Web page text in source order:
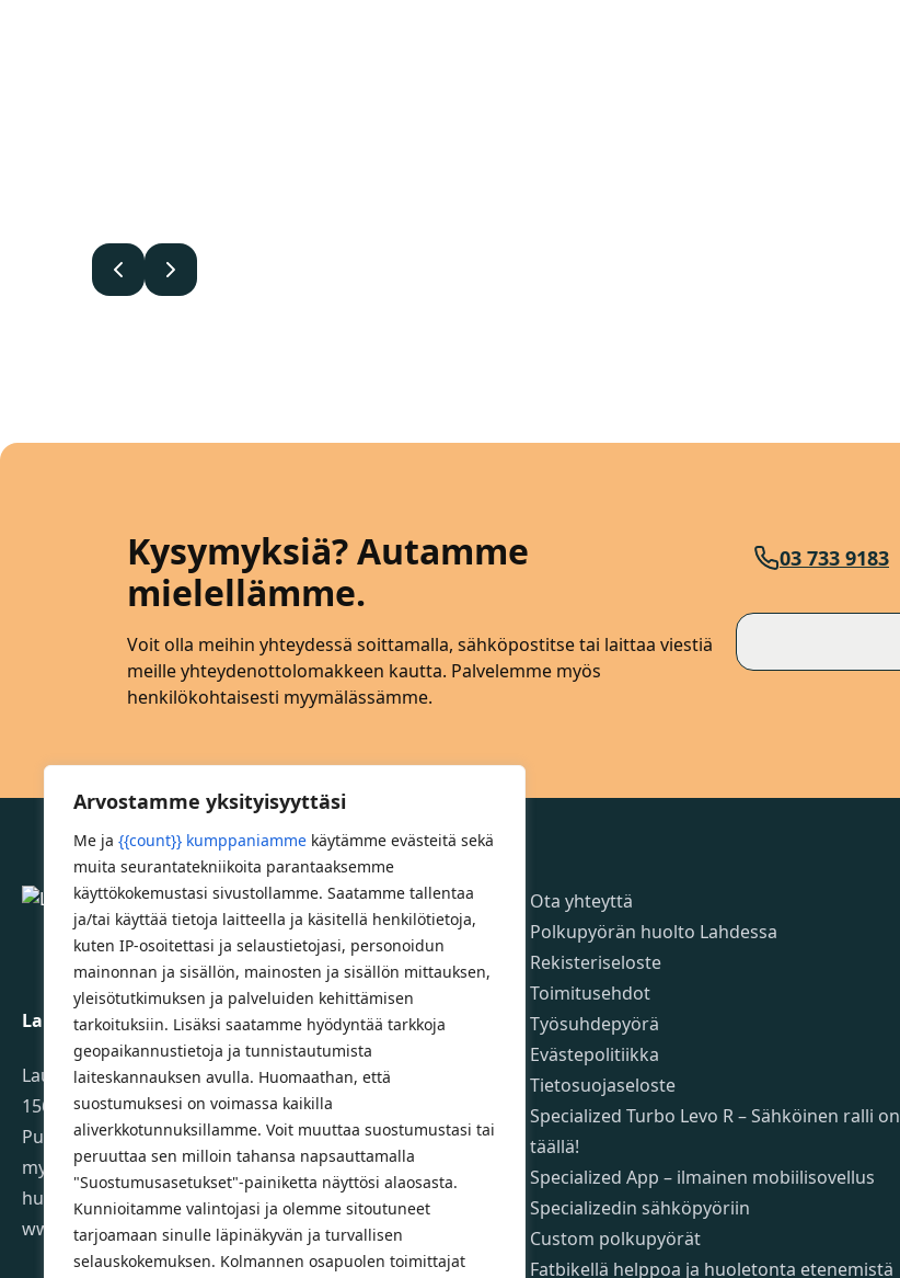
Arvostamme yksityisyyttäsi
Me ja {{count}} kumppaniamme käytämme evästeitä sekä
muita seurantatekniikoita parantaaksemme
käyttökokemustasi sivustollamme. Saatamme tallentaa
ja/tai käyttää tietoja laitteella ja käsitellä henkilötietoja,
kuten IP-osoitettasi ja selaustietojasi, personoidun
mainonnan ja sisällön, mainosten ja sisällön mittauksen,
yleisötutkimuksen ja palveluiden kehittämisen
tarkoituksiin. Lisäksi saatamme hyödyntää tarkkoja
geopaikannustietoja ja tunnistautumista
laiteskannauksen avulla. Huomaathan, että
suostumuksesi on voimassa kaikilla
aliverkkotunnuksillamme. Voit muuttaa suostumustasi tai
peruuttaa sen milloin tahansa napsauttamalla
"Suostumusasetukset"-painiketta näyttösi alaosasta.
Kunnioitamme valintojasi ja olemme sitoutuneet
tarjoamaan sinulle läpinäkyvän ja turvallisen
selauskokemuksen. Kolmannen osapuolen toimittajat
EdellinenSeuraava
Kysymyksiä? Autamme
mielellämme.
Voit olla meihin yhteydessä soittamalla, sähköpostitse tai laittaa viestiä
meille yhteydenottolomakkeen kautta. Palvelemme myös
henkilökohtaisesti myymälässämme.
03 733 9183
Lahden Polkupyörähuolto - etusivulle
Lahden Polkupyörähuolto Oy
Launeenkatu 80
15610 LAHTI
Puh. 03 733 9183
myynti@pyorakauppa.fi
huolto@pyorakauppa.fi
www.pyorakauppa.fi
SivutOta yhteyttä
Polkupyörän huolto Lahdessa
Rekisteriseloste
Toimitusehdot
Työsuhdepyörä
Evästepolitiikka
Tietosuojaseloste
Specialized Turbo Levo R – Sähköinen ralli on
täällä!
Specialized App – ilmainen mobiilisovellus
Specializedin sähköpyöriin
Custom polkupyörät
Fatbikellä helppoa ja huoletonta etenemistä